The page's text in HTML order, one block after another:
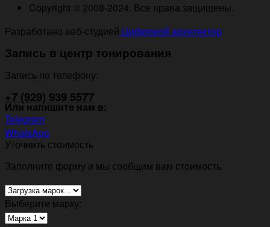
Copyright © 2008-2024. Все права защищены.
Разработано веб-студией Цифровой архитектор
Запись в центр тонирования
Запись по телефону:
+7 (929) 939 5577
Или напишите нам в:
Telegram
WhatsApp
Уточнить стоимость
Заполните форму и мы сообщим вам стоимость
Выберите марку: